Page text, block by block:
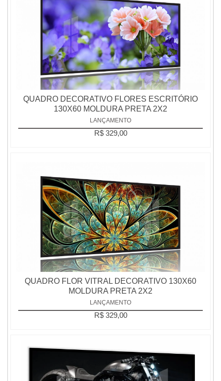
QUADRO DECORATIVO FLORES ESCRITÓRIO
130X60 MOLDURA PRETA 2X2
LANÇAMENTO
R$ 329,00
QUADRO FLOR VITRAL DECORATIVO 130X60
MOLDURA PRETA 2X2
LANÇAMENTO
R$ 329,00